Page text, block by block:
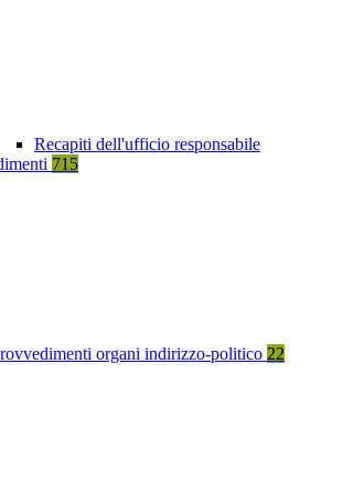
Recapiti dell'ufficio responsabile
715
organi indirizzo-politico 22